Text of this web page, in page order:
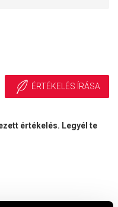
ÉRTÉKELÉS ÍRÁSA
értékelés. Legyél te